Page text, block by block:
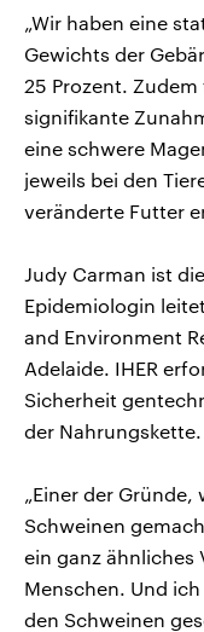
„Wir haben eine
Gewichts der
25 Prozent.
signifikante
eine schwere
jeweils bei den
veränderte Futter
Judy Carman ist
Epidemiologin
and Environment
Adelaide. IHER
Sicherheit
der
„Einer der
Schweinen
ein ganz ähnliches
Menschen. Und
den Schweinen